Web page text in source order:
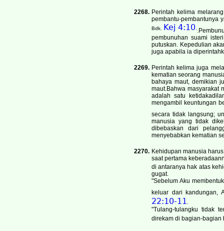
2268. Perintah kelima
pembantu-pembantunya
Bdk. Kej 4:10
pembunuhan suami
putuskan. Kepedulian
juga apabila ia
2269. Perintah kelima juga
kematian seorang
bahaya maut, demikian
maut.Bahwa masyarakat
adalah satu
mengambil keuntungan
secara tidak langsung;
manusia yang tidak
dibebaskan dari
menyebabkan kematian
2270. Kehidupan manusia
saat pertama
di antaranya hak atas
gugat.
"Sebelum Aku
keluar dari kandungan,
22:10-11
"Tulang-tulangku tidak
direkam di bagian-bagian